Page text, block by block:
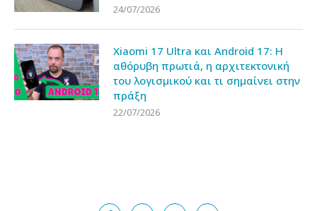
24/07/2026
Xiaomi 17 Ultra και Android 17: Η
αθόρυβη πρωτιά, η αρχιτεκτονική
του λογισμικού και τι σημαίνει στην
πράξη
22/07/2026